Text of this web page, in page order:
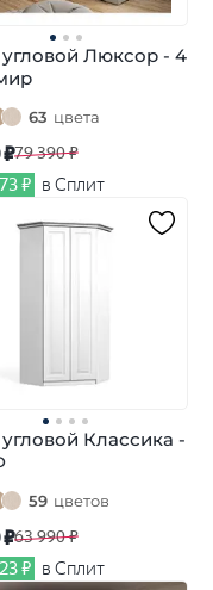
Люксор - 4
63 цвета
₽79 390 ₽
₽ в Сплит
Классика -
59 цветов
₽63 990 ₽
₽ в Сплит